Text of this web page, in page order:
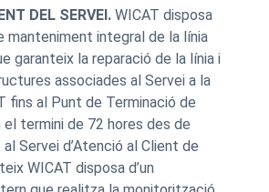
DEL SERVEI. WICAT disposa
manteniment integral de la línia
garanteix la reparació de la línia i
associades al Servei a la
fins al Punt de Terminació de
el termini de 72 hores des de
al Servei d’Atenció al Client de
WICAT disposa d’un